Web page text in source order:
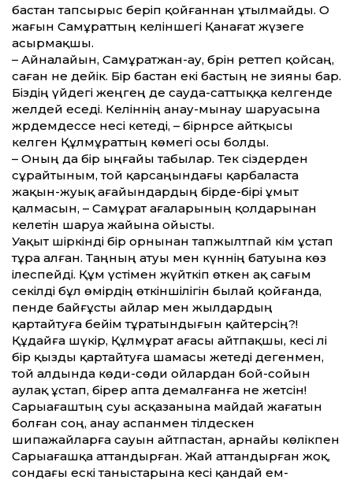
бастан тапсырыс беріп қойғаннан ұтылмайды. О
жағын Самұраттың келіншегі Қанағат жүзеге
асырмақшы.
– Айналайын, Самұратжан-ау, бәрін реттеп қойсаң,
саған не дейік. Бір бастан екі бастың не зияны бар.
Біздің үйдегі жеңгең де сауда-саттыққа келгенде
желдей еседі. Келіннің анау-мынау шаруасына
жәрдемдессе несі кетеді, – бірнәрсе айтқысы
келген Құлмұраттың көмегі осы болды.
– Оның да бір ыңғайы табылар. Тек сіздерден
сұрайтыным, той қарсаңындағы қарбаласта
жақын-жуық ағайындардың бірде-бірі ұмыт
қалмасын, – Самұрат ағаларының қолдарынан
келетін шаруа жайына ойысты.
Уақыт шіркінді бір орнынан тапжылтпай кім ұстап
тұра алған. Таңның атуы мен күннің батуына көз
ілеспейді. Құм үстімен жүйткіп өткен ақ сағым
секілді бұл өмірдің өткіншілігін былай қойғанда,
пенде байғұсты айлар мен жылдардың
қартайтуға бейім тұратындығын қайтерсің?!
Құдайға шүкір, Құлмұрат ағасы айтпақшы, әкесі әлі
бір қызды қартайтуға шамасы жетеді дегенмен,
той алдында көди-сөди ойлардан бой-сойын
аулақ ұстап, бірер апта демалғанға не жетсін!
Сарыағаштың суы асқазанына майдай жағатын
болған соң, анау аспанмен тілдескен
шипажайларға сауын айтпастан, арнайы көлікпен
Сарыағашқа аттандырған. Жай аттандырған жоқ,
сондағы ескі таныстарына әкесі қандай ем-